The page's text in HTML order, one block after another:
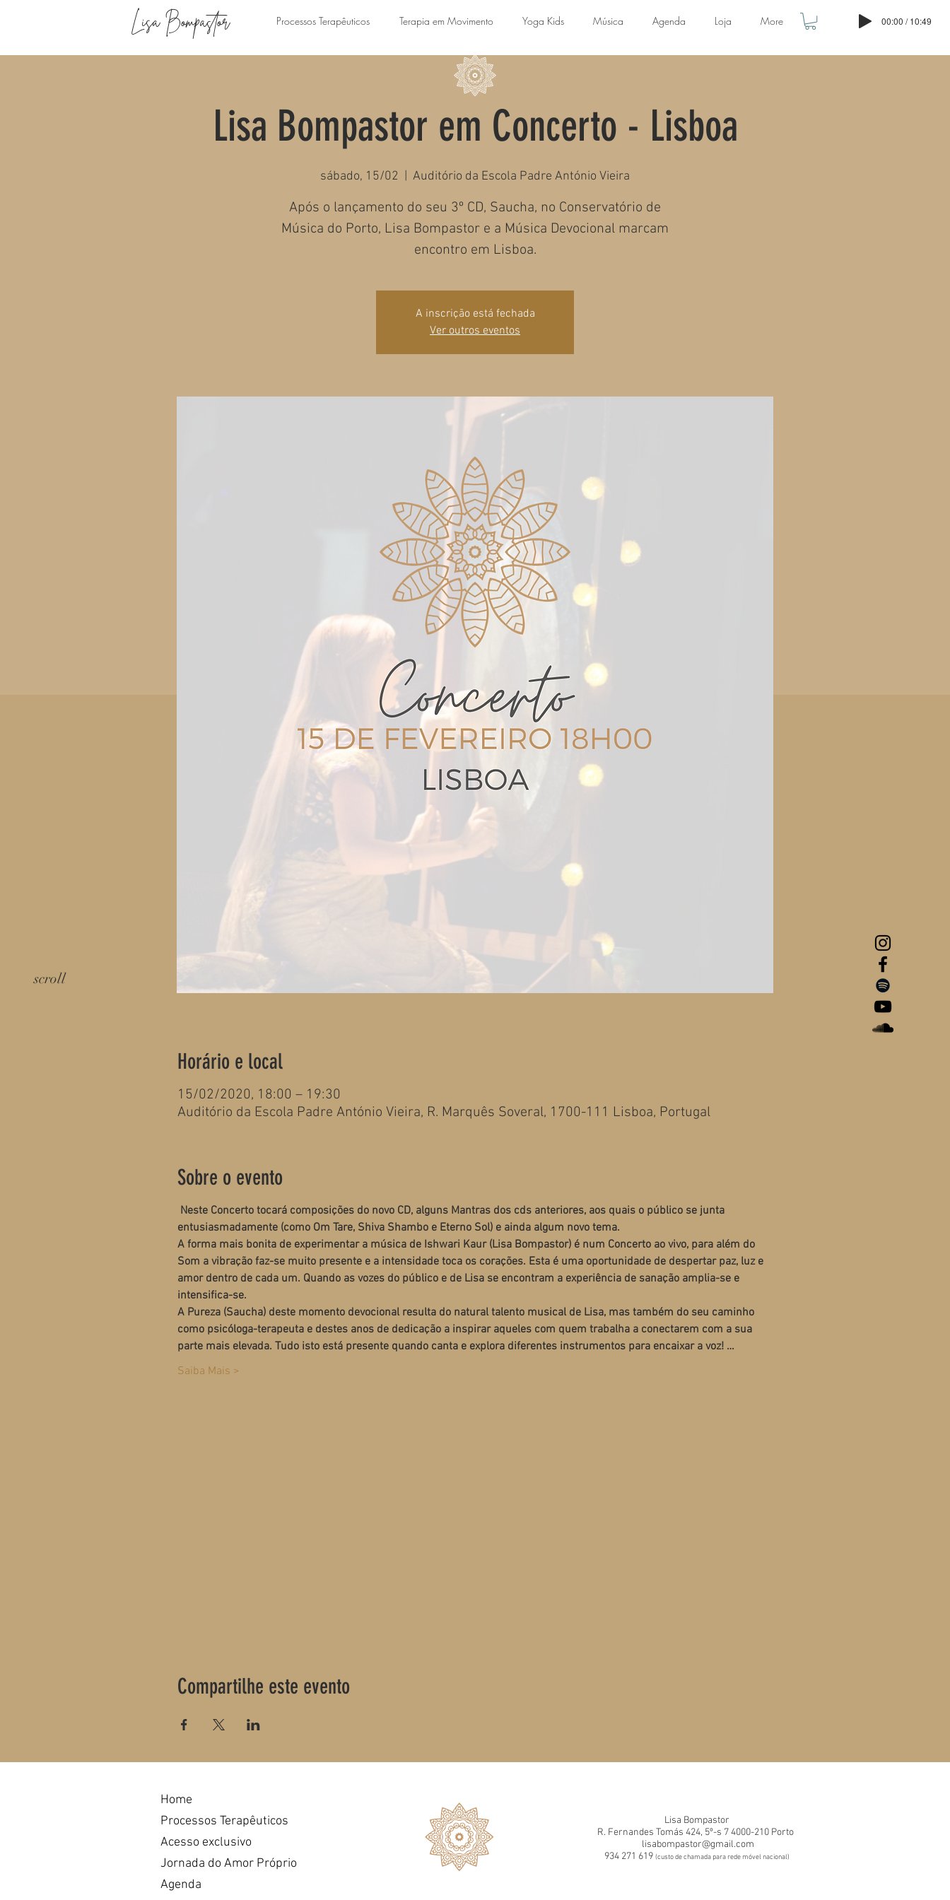
Processos Terapêuticos Terapia em Movimento Yoga Kids Música Agenda Loja More
Lisa Bompastor 00:00 / 10:49
scroll
Lisa Bompastor em Concerto - Lisboa
sábado, 15/02
  |
Auditório da Escola Padre António Vieira
Após o lançamento do seu 3º CD, Saucha, no Conservatório de
Música do Porto, Lisa Bompastor e a Música Devocional marcam
encontro em Lisboa.
A inscrição está fechada
Ver outros eventos
Horário e local
15/02/2020, 18:00 – 19:30
Auditório da Escola Padre António Vieira, R. Marquês Soveral, 1700-111 Lisboa, Portugal
Sobre o evento
Neste Concerto tocará composições do novo CD, alguns Mantras dos cds anteriores, aos quais o público se junta
entusiasmadamente (como Om Tare, Shiva Shambo e Eterno Sol) e ainda algum novo tema.
A forma mais bonita de experimentar a música de Ishwari Kaur (Lisa Bompastor) é num Concerto ao vivo, para além do
Som a vibração faz-se muito presente e a intensidade toca os corações. Esta é uma oportunidade de despertar paz, luz e
amor dentro de cada um. Quando as vozes do público e de Lisa se encontram a experiência de sanação amplia-se e
intensifica-se.
A Pureza (Saucha) deste momento devocional resulta do natural talento musical de Lisa, mas também do seu caminho
como psicóloga-terapeuta e destes anos de dedicação a inspirar aqueles com quem trabalha a conectarem com a sua
parte mais elevada. ​Tudo isto está presente quando canta e explora diferentes instrumentos para encaixar a voz! ​…
Saiba Mais >
Compartilhe este evento
Home
Processos Terapêuticos
Acesso exclusivo
Jornada do Amor Próprio
Agenda
Lisa Bompastor
R. Fernandes Tomás 424, 5º-s 7 4000-210 Porto
lisabompastor@gmail.com
934 271 619 (custo de chamada para rede móvel nacional)